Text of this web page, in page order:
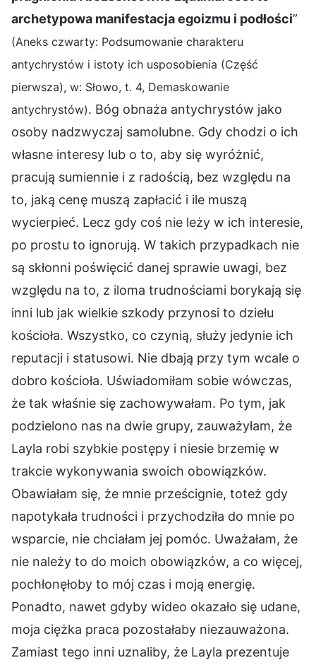
archetypowa manifestacja egoizmu i podłości”
(Aneks czwarty: Podsumowanie charakteru
antychrystów i istoty ich usposobienia (Część
pierwsza), w: Słowo, t. 4, Demaskowanie
antychrystów). Bóg obnaża antychrystów jako
osoby nadzwyczaj samolubne. Gdy chodzi o ich
własne interesy lub o to, aby się wyróżnić,
pracują sumiennie i z radością, bez względu na
to, jaką cenę muszą zapłacić i ile muszą
wycierpieć. Lecz gdy coś nie leży w ich interesie,
po prostu to ignorują. W takich przypadkach nie
są skłonni poświęcić danej sprawie uwagi, bez
względu na to, z iloma trudnościami borykają się
inni lub jak wielkie szkody przynosi to dziełu
kościoła. Wszystko, co czynią, służy jedynie ich
reputacji i statusowi. Nie dbają przy tym wcale o
dobro kościoła. Uświadomiłam sobie wówczas,
że tak właśnie się zachowywałam. Po tym, jak
podzielono nas na dwie grupy, zauważyłam, że
Layla robi szybkie postępy i niesie brzemię w
trakcie wykonywania swoich obowiązków.
Obawiałam się, że mnie prześcignie, toteż gdy
napotykała trudności i przychodziła do mnie po
wsparcie, nie chciałam jej pomóc. Uważałam, że
nie należy to do moich obowiązków, a co więcej,
pochłonęłoby to mój czas i moją energię.
Ponadto, nawet gdyby wideo okazało się udane,
moja ciężka praca pozostałaby niezauważona.
Zamiast tego inni uznaliby, że Layla prezentuje